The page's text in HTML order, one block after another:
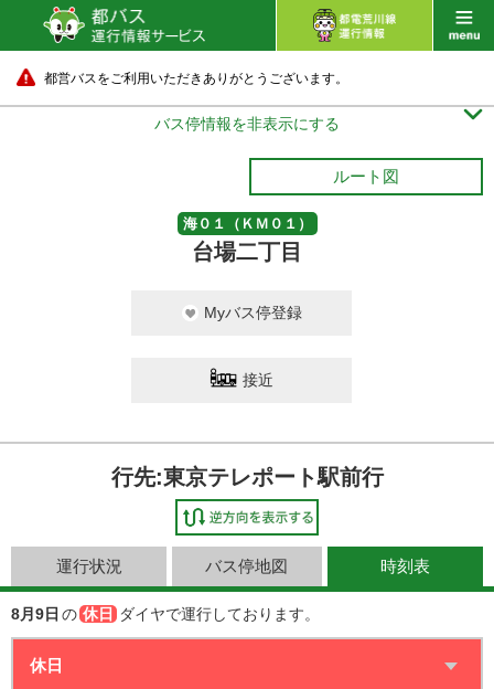
都営バスをご利用いただきありがとうございます。
バス停情報を非表示にする 
ルート図
海０１（ＫＭ０１）
台場二丁目
Myバス停登録
接近
行先:東京テレポート駅前行
運行状況 バス停地図 時刻表
8月9日 の 休日 ダイヤで運行しております。